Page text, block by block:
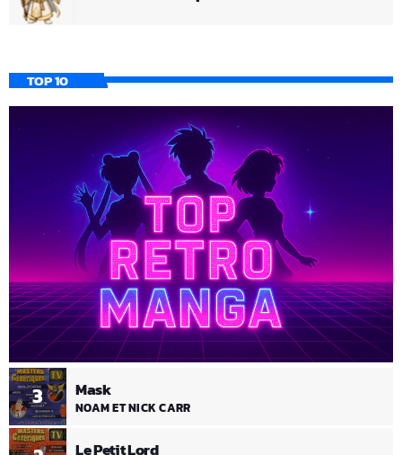
TOP 10
Le Petit Lord
3 Mask
NOAM ET NICK CARR